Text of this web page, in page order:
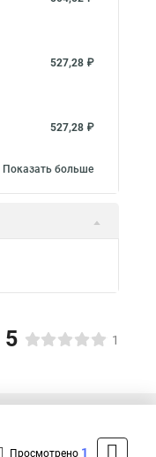
527,28 ₽
527,28 ₽
Показать больше
5 1
+7 (495) 432-41-41
Просмотрено 1